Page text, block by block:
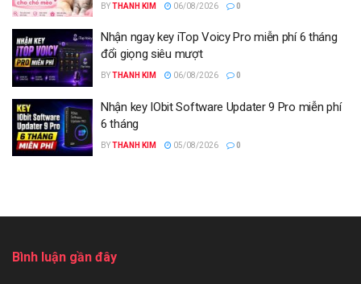
BYTHANH KIM 06/08/2026 0
Nhận ngay key iTop Voicy Pro miễn phí 6 tháng
đổi giọng siêu mượt
BYTHANH KIM 06/08/2026 0
Nhận key IObit Software Updater 9 Pro miễn phí
6 tháng
BYTHANH KIM 05/08/2026 0
Bình luận gần đây